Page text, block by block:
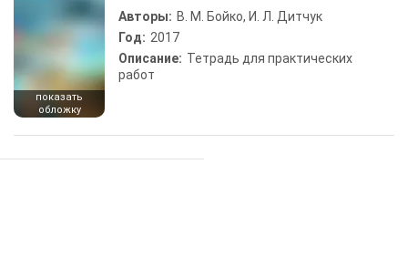
показать
обложку
Авторы: В. М. Бойко, И. Л. Дитчук
Год: 2017
Описание: Тетрадь для практических
работ